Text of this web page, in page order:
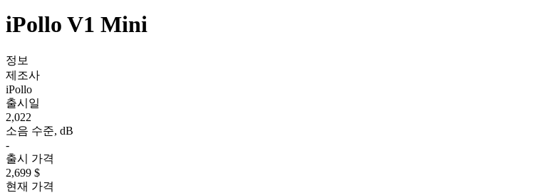
iPollo V1 Mini
정보
제조사
iPollo
출시일
2,022
소음 수준, dB
-
출시 가격
2,699 $
현재 가격